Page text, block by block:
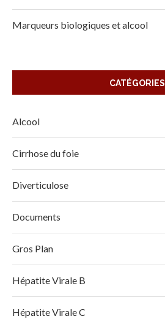
Marqueurs biologiques et alcool
CATÉGORIES
Alcool
Cirrhose du foie
Diverticulose
Documents
Gros Plan
Hépatite Virale B
Hépatite Virale C